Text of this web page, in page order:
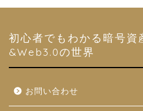
初心者でもわかる暗号資
&Web3.0の世界
お問い合わせ